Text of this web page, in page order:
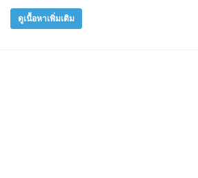
ดูเนื้อหาเพิ่มเติม